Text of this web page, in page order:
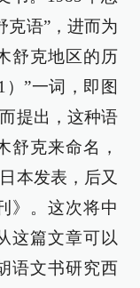
克语”，进而为
舒克地区的历
”一词，即图
提出，这种语
舒克来命名，
本发表，后又
》。这次将中
这篇文章可以
语文书研究西